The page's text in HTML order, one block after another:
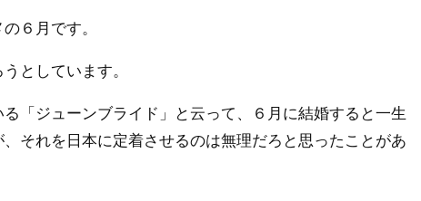
６月です。
としています。
「ジューンブライド」と云って、６月に結婚すると一生
それを日本に定着させるのは無理だろと思ったことがあ